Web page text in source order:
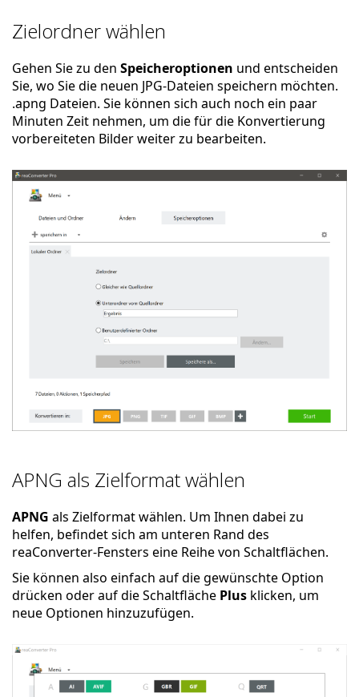
Zielordner wählen
Gehen Sie zu den Speicheroptionen und entscheiden
Sie, wo Sie die neuen JPG-Dateien speichern möchten.
.apng Dateien. Sie können sich auch noch ein paar
Minuten Zeit nehmen, um die für die Konvertierung
vorbereiteten Bilder weiter zu bearbeiten.
APNG als Zielformat wählen
APNG als Zielformat wählen. Um Ihnen dabei zu
helfen, befindet sich am unteren Rand des
reaConverter-Fensters eine Reihe von Schaltflächen.
Sie können also einfach auf die gewünschte Option
drücken oder auf die Schaltfläche Plus klicken, um
neue Optionen hinzuzufügen.